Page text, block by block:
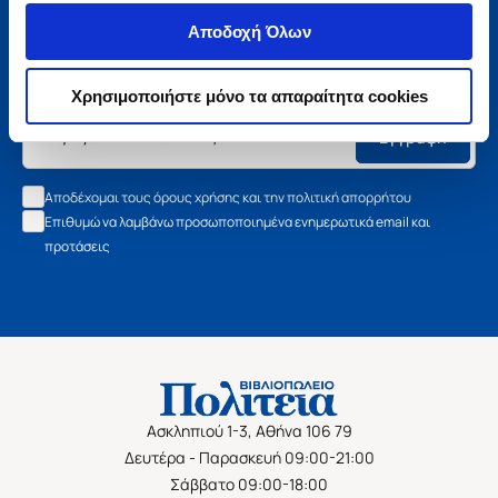
Αποδοχή Όλων
Χρησιμοποιήστε μόνο τα απαραίτητα cookies
Μάθετε τα νέα της Πολιτείας
Εγγραφείτε στο newsletter μας και μάθετε πρώτοι όλα τα
νέα βιβλία, τις εξαιρετικές τιμές και τις εκδηλώσεις μας.
Εγγραφή
Αποδέχομαι τους όρους χρήσης και την πολιτική απορρήτου
Επιθυμώ να λαμβάνω προσωποποιημένα ενημερωτικά email και
προτάσεις
Ασκληπιού 1-3, Αθήνα 106 79
Δευτέρα - Παρασκευή 09:00-21:00
Σάββατο 09:00-18:00